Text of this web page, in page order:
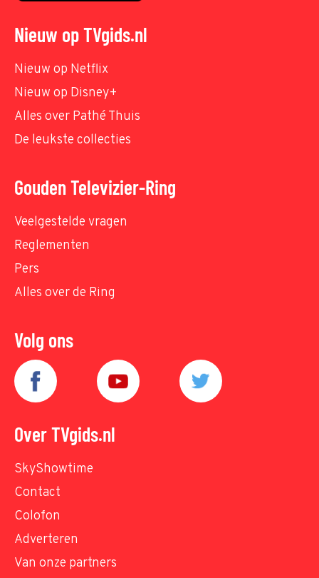
Nieuw op TVgids.nl
Nieuw op Netflix
Nieuw op Disney+
Alles over Pathé Thuis
De leukste collecties
Gouden Televizier-Ring
Veelgestelde vragen
Reglementen
Pers
Alles over de Ring
Volg ons
Over TVgids.nl
SkyShowtime
Contact
Colofon
Adverteren
Van onze partners